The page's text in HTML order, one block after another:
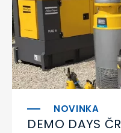
DEMO DAYS ČR